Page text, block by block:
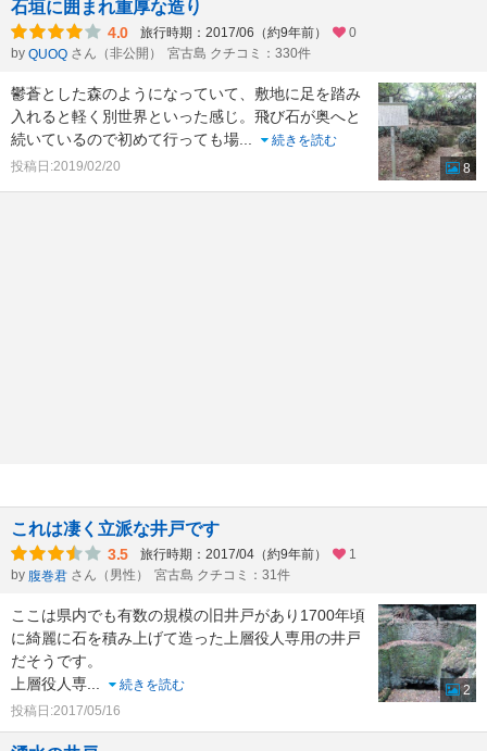
石垣に囲まれ重厚な造り
4.0 旅行時期：2017/06（約9年前）
0
by QUOQ さん（非公開） 宮古島 クチコミ：330件
鬱蒼とした森のようになっていて、敷地に足を踏み
入れると軽く別世界といった感じ。飛び石が奥へと
続いているので初めて行っても場...
続きを読む
投稿日:2019/02/20
8
これは凄く立派な井戸です
3.5 旅行時期：2017/04（約9年前）
1
by 腹巻君 さん（男性） 宮古島 クチコミ：31件
ここは県内でも有数の規模の旧井戸があり1700年頃
に綺麗に石を積み上げて造った上層役人専用の井戸
だそうです。
上層役人専...
続きを読む
投稿日:2017/05/16
2